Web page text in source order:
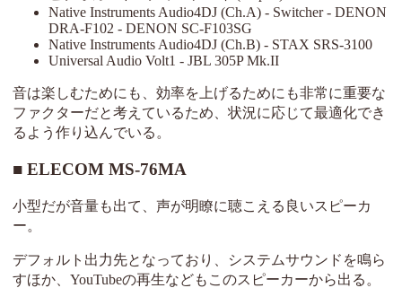
Native Instruments Audio4DJ (Ch.A) - Switcher - DENON
DRA-F102 - DENON SC-F103SG
Native Instruments Audio4DJ (Ch.B) - STAX SRS-3100
Universal Audio Volt1 - JBL 305P Mk.II
音は楽しむためにも、効率を上げるためにも非常に重要な
ファクターだと考えているため、状況に応じて最適化でき
るよう作り込んでいる。
ELECOM MS-76MA
小型だが音量も出て、声が明瞭に聴こえる良いスピーカ
ー。
デフォルト出力先となっており、システムサウンドを鳴ら
すほか、YouTubeの再生などもこのスピーカーから出る。